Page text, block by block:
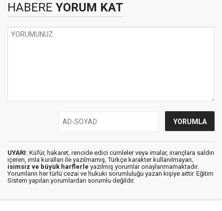
HABERE YORUM KAT
UYARI: Küfür, hakaret, rencide edici cümleler veya imalar, inançlara saldırı
içeren, imla kuralları ile yazılmamış, Türkçe karakter kullanılmayan,
isimsiz ve büyük harflerle yazılmış yorumlar onaylanmamaktadır.
Yorumların her türlü cezai ve hukuki sorumluluğu yazan kişiye aittir. Eğitim
Sistem yapılan yorumlardan sorumlu değildir.